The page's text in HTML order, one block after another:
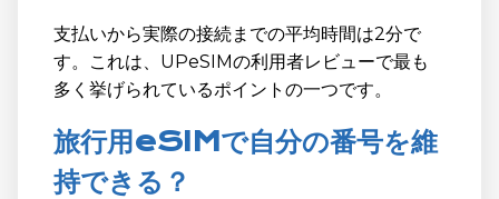
支払いから実際の接続までの平均時間は2分で
す。これは、UPeSIMの利用者レビューで最も
多く挙げられているポイントの一つです。
旅行用eSIMで自分の番号を維
持できる？